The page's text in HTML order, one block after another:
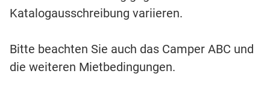
Katalogausschreibung variieren.
Bitte beachten Sie auch das Camper ABC und
die weiteren Mietbedingungen.